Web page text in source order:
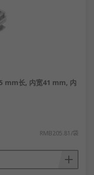
mm长, 内宽41 mm, 内
RMB205.81/袋